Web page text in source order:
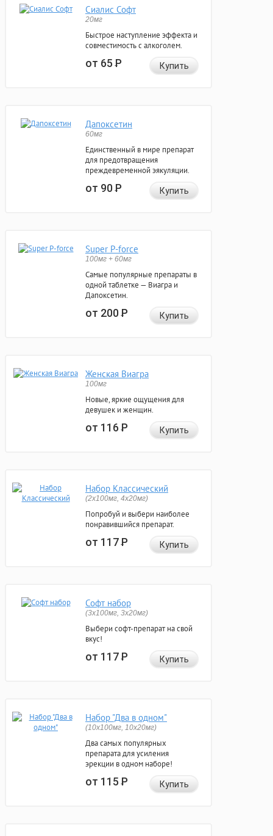
Сиалис Софт
20мг
Быстрое наступление эффекта и
совместимость с алкоголем.
от 65Р Купить
Дапоксетин
60мг
Единственный в мире препарат
для предотвращения
преждевременной эякуляции.
от 90Р Купить
Super P-force
100мг + 60мг
Самые популярные препараты в
одной таблетке — Виагра и
Дапоксетин.
от 200Р Купить
Женская Виагра
100мг
Новые, яркие ощущения для
девушек и женщин.
от 116Р Купить
Набор Классический
(2x100мг, 4x20мг)
Попробуй и выбери наиболее
понравившийся препарат.
от 117Р Купить
Софт набор
(3x100мг, 3x20мг)
Выбери софт-препарат на свой
вкус!
от 117Р Купить
Набор "Два в одном"
(10x100мг, 10x20мг)
Два самых популярных
препарата для усиления
эрекции в одном наборе!
от 115Р Купить